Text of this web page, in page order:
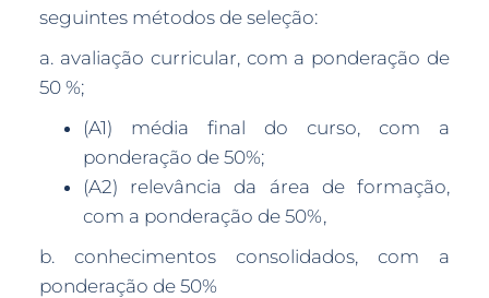
seguintes métodos de seleção:
a. avaliação curricular, com a ponderação de
50 %;
(A1) média final do curso, com a
ponderação de 50%;
(A2) relevância da área de formação,
com a ponderação de 50%,
b. conhecimentos consolidados, com a
ponderação de 50%